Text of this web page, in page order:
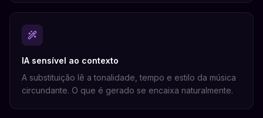
IA sensível ao contexto
A substituição lê a tonalidade, tempo e estilo da música
circundante. O que é gerado se encaixa naturalmente.